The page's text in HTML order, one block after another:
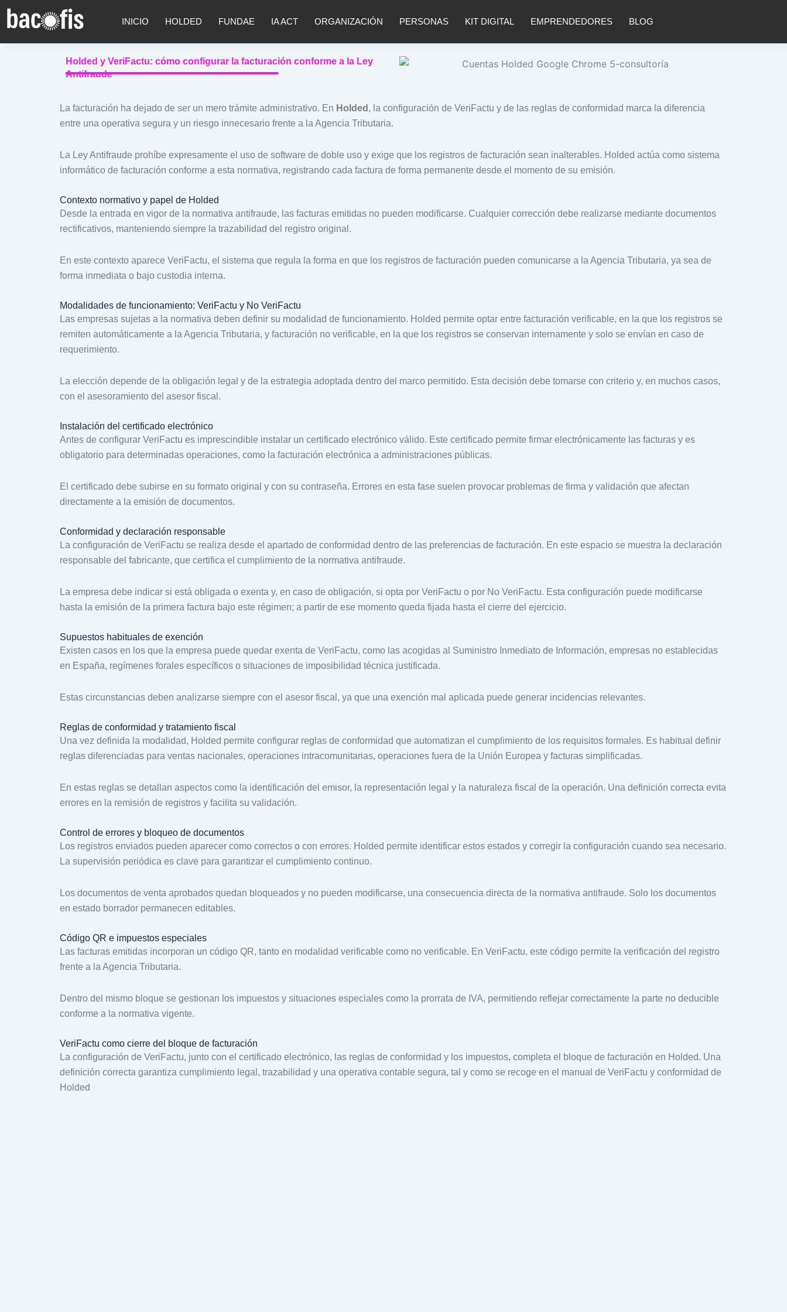
INICIO HOLDED FUNDAE IA ACT ORGANIZACIÓN PERSONAS KIT DIGITAL EMPRENDEDORES BLOG
Holded y VeriFactu: cómo configurar la facturación conforme a la Ley
Antifraude
La facturación ha dejado de ser un mero trámite administrativo. En Holded , la configuración de VeriFactu y de las reglas de conformidad marca la diferencia
entre una operativa segura y un riesgo innecesario frente a la Agencia Tributaria.
La Ley Antifraude prohíbe expresamente el uso de software de doble uso y exige que los registros de facturación sean inalterables. Holded actúa como sistema
informático de facturación conforme a esta normativa, registrando cada factura de forma permanente desde el momento de su emisión.
Contexto normativo y papel de Holded
Desde la entrada en vigor de la normativa antifraude, las facturas emitidas no pueden modificarse. Cualquier corrección debe realizarse mediante documentos
rectificativos, manteniendo siempre la trazabilidad del registro original.
En este contexto aparece VeriFactu, el sistema que regula la forma en que los registros de facturación pueden comunicarse a la Agencia Tributaria, ya sea de
forma inmediata o bajo custodia interna.
Modalidades de funcionamiento: VeriFactu y No VeriFactu
Las empresas sujetas a la normativa deben definir su modalidad de funcionamiento. Holded permite optar entre facturación verificable, en la que los registros se
remiten automáticamente a la Agencia Tributaria, y facturación no verificable, en la que los registros se conservan internamente y solo se envían en caso de
requerimiento.
La elección depende de la obligación legal y de la estrategia adoptada dentro del marco permitido. Esta decisión debe tomarse con criterio y, en muchos casos,
con el asesoramiento del asesor fiscal.
Instalación del certificado electrónico
Antes de configurar VeriFactu es imprescindible instalar un certificado electrónico válido. Este certificado permite firmar electrónicamente las facturas y es
obligatorio para determinadas operaciones, como la facturación electrónica a administraciones públicas.
El certificado debe subirse en su formato original y con su contraseña. Errores en esta fase suelen provocar problemas de firma y validación que afectan
directamente a la emisión de documentos.
Conformidad y declaración responsable
La configuración de VeriFactu se realiza desde el apartado de conformidad dentro de las preferencias de facturación. En este espacio se muestra la declaración
responsable del fabricante, que certifica el cumplimiento de la normativa antifraude.
La empresa debe indicar si está obligada o exenta y, en caso de obligación, si opta por VeriFactu o por No VeriFactu. Esta configuración puede modificarse
hasta la emisión de la primera factura bajo este régimen; a partir de ese momento queda fijada hasta el cierre del ejercicio.
Supuestos habituales de exención
Existen casos en los que la empresa puede quedar exenta de VeriFactu, como las acogidas al Suministro Inmediato de Información, empresas no establecidas
en España, regímenes forales específicos o situaciones de imposibilidad técnica justificada.
Estas circunstancias deben analizarse siempre con el asesor fiscal, ya que una exención mal aplicada puede generar incidencias relevantes.
Reglas de conformidad y tratamiento fiscal
Una vez definida la modalidad, Holded permite configurar reglas de conformidad que automatizan el cumplimiento de los requisitos formales. Es habitual definir
reglas diferenciadas para ventas nacionales, operaciones intracomunitarias, operaciones fuera de la Unión Europea y facturas simplificadas.
En estas reglas se detallan aspectos como la identificación del emisor, la representación legal y la naturaleza fiscal de la operación. Una definición correcta evita
errores en la remisión de registros y facilita su validación.
Control de errores y bloqueo de documentos
Los registros enviados pueden aparecer como correctos o con errores. Holded permite identificar estos estados y corregir la configuración cuando sea necesario.
La supervisión periódica es clave para garantizar el cumplimiento continuo.
Los documentos de venta aprobados quedan bloqueados y no pueden modificarse, una consecuencia directa de la normativa antifraude. Solo los documentos
en estado borrador permanecen editables.
Código QR e impuestos especiales
Las facturas emitidas incorporan un código QR, tanto en modalidad verificable como no verificable. En VeriFactu, este código permite la verificación del registro
frente a la Agencia Tributaria.
Dentro del mismo bloque se gestionan los impuestos y situaciones especiales como la prorrata de IVA, permitiendo reflejar correctamente la parte no deducible
conforme a la normativa vigente.
VeriFactu como cierre del bloque de facturación
La configuración de VeriFactu, junto con el certificado electrónico, las reglas de conformidad y los impuestos, completa el bloque de facturación en Holded. Una
definición correcta garantiza cumplimiento legal, trazabilidad y una operativa contable segura, tal y como se recoge en el manual de VeriFactu y conformidad de
Holded